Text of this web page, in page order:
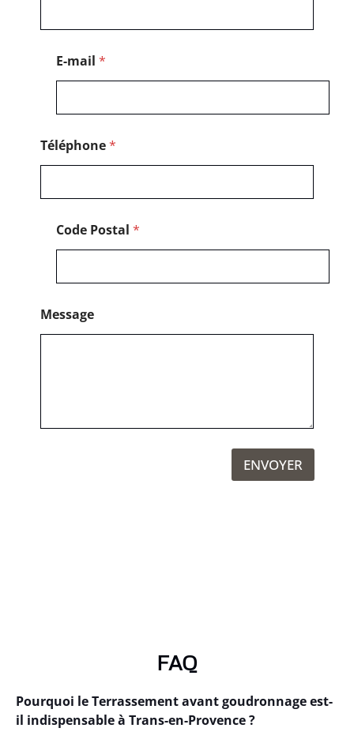
E-mail *
Téléphone*
Code Postal *
Message
ENVOYER
FAQ
Pourquoi le Terrassement avant goudronnage est-
il indispensable à Trans-en-Provence ?